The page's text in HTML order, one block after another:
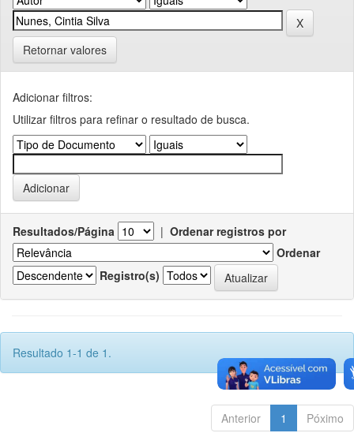
Retornar valores
Adicionar filtros:
Utilizar filtros para refinar o resultado de busca.
Resultados/Página | Ordenar registros por
Ordenar
Registro(s)
Resultado 1-1 de 1.
Anterior 1 Póximo